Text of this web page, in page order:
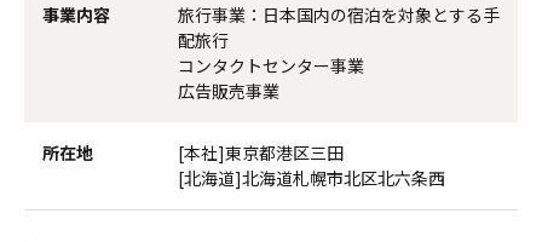
事業内容
旅行事業：日本国内の宿泊を対象とする手
配旅行
コンタクトセンター事業
広告販売事業
所在地
[本社]東京都港区三田
[北海道]北海道札幌市北区北六条西